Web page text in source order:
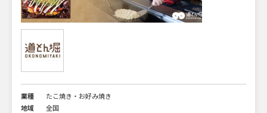
業種
たこ焼き・お好み焼き
地域
全国